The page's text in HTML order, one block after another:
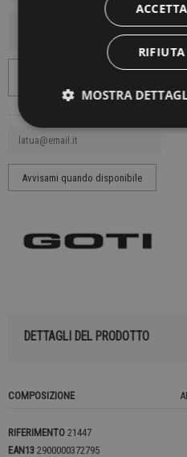
DETTAGLI DEL PRODOTTO
COMPOSIZIONE
RIFERIMENTO 21447
EAN13 2900000372795
MOSTRA